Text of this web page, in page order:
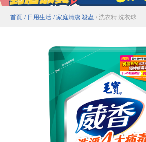
首頁 / 日用生活 / 家庭清潔 殺蟲 / 洗衣精 洗衣球